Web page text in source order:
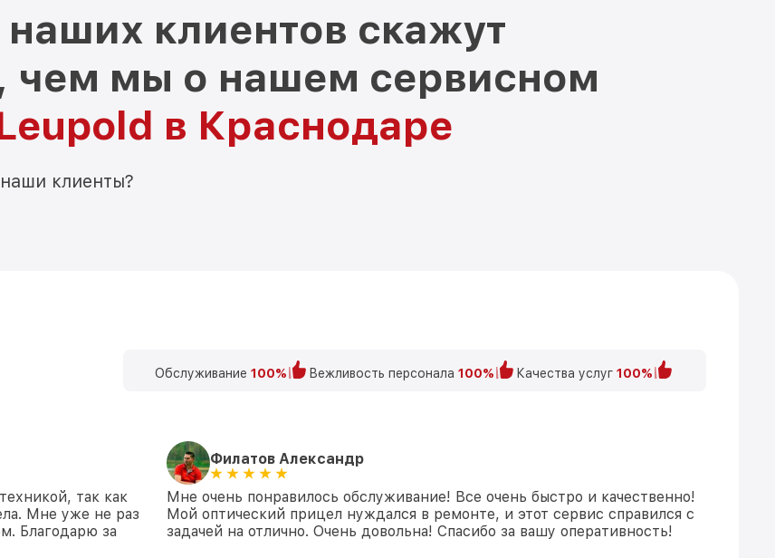
клиентов скажут
чем мы о нашем сервисном
в Краснодаре
клиенты?
Обслуживание 100% Вежливость персонала 100% Качества услуг 100%
так как
Мне уже не раз
Благодарю за
Филатов Александр
Мне очень понравилось обслуживание! Все очень быстро и качественно!
Мой оптический прицел нуждался в ремонте, и этот сервис справился с
задачей на отлично. Очень довольна! Спасибо за вашу оперативность!